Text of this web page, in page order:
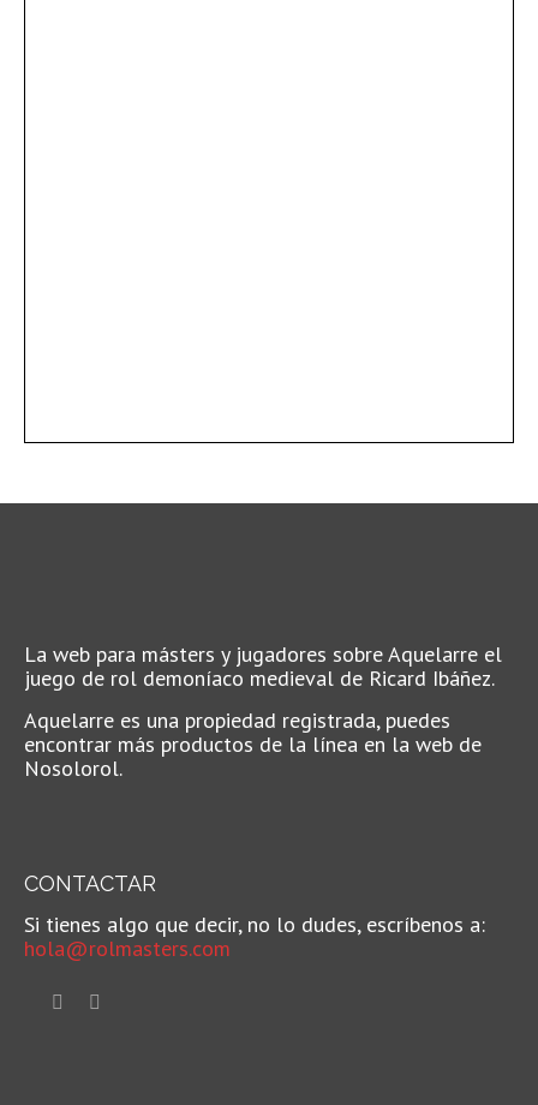
La web para másters y jugadores sobre Aquelarre el
juego de rol demoníaco medieval de Ricard Ibáñez.
Aquelarre es una propiedad registrada, puedes
encontrar más productos de la línea en la web de
Nosolorol.
CONTACTAR
Si tienes algo que decir, no lo dudes, escríbenos a:
hola@rolmasters.com